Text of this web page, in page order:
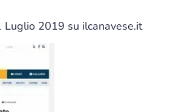
2019 su ilcanavese.it